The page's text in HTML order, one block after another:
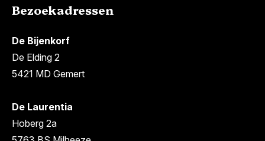
Bezoekadressen
De Bijenkorf
De Elding 2
5421 MD Gemert
De Laurentia
Hoberg 2a